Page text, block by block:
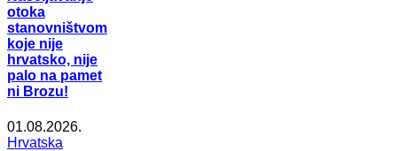
otoka
stanovništvom
koje nije
hrvatsko, nije
palo na pamet
ni Brozu!
01.08.2026.
Hrvatska